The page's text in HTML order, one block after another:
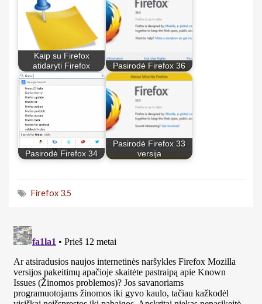
Kaip su Firefox
atidaryti Firefox
Pasirodė Firefox 36
Pasirodė Firefox 34
Pasirodė Firefox 33
versija
Firefox 3.5